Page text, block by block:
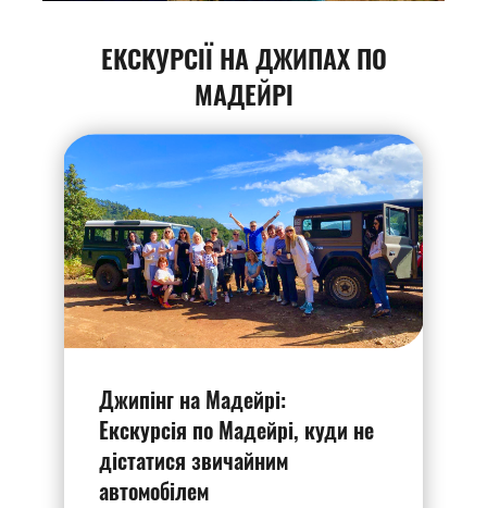
ЕКСКУРСІЇ НА ДЖИПАХ ПО
МАДЕЙРІ
Джипiнг на Мадейрі:
Екскурсія по Мадейрі, куди не
дістатися звичайним
автомобілем